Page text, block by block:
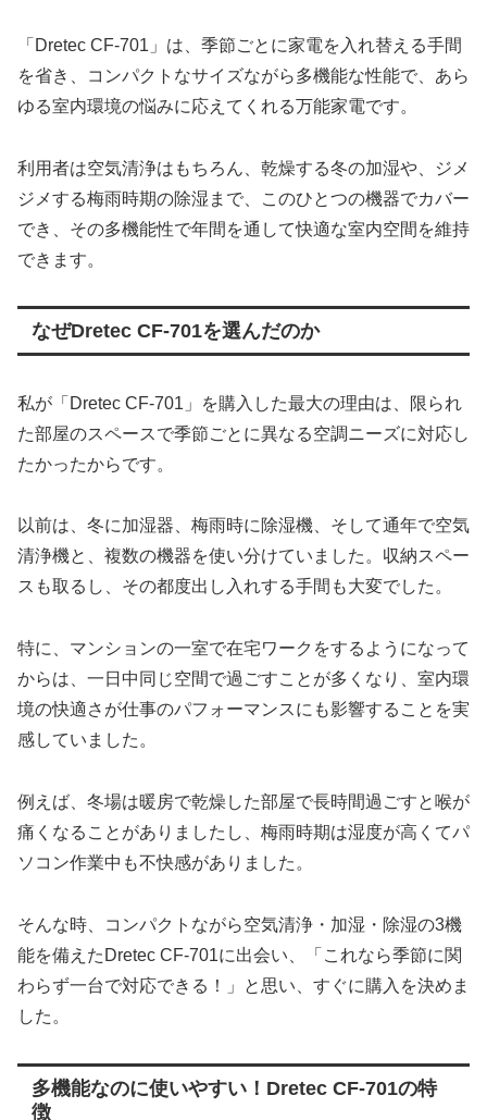
「Dretec CF-701」は、季節ごとに家電を入れ替える手間
を省き、コンパクトなサイズながら多機能な性能で、あら
ゆる室内環境の悩みに応えてくれる万能家電です。
利用者は空気清浄はもちろん、乾燥する冬の加湿や、ジメ
ジメする梅雨時期の除湿まで、このひとつの機器でカバー
でき、その多機能性で年間を通して快適な室内空間を維持
できます。
なぜDretec CF-701を選んだのか
私が「Dretec CF-701」を購入した最大の理由は、限られ
た部屋のスペースで季節ごとに異なる空調ニーズに対応し
たかったからです。
以前は、冬に加湿器、梅雨時に除湿機、そして通年で空気
清浄機と、複数の機器を使い分けていました。収納スペー
スも取るし、その都度出し入れする手間も大変でした。
特に、マンションの一室で在宅ワークをするようになって
からは、一日中同じ空間で過ごすことが多くなり、室内環
境の快適さが仕事のパフォーマンスにも影響することを実
感していました。
例えば、冬場は暖房で乾燥した部屋で長時間過ごすと喉が
痛くなることがありましたし、梅雨時期は湿度が高くてパ
ソコン作業中も不快感がありました。
そんな時、コンパクトながら空気清浄・加湿・除湿の3機
能を備えたDretec CF-701に出会い、「これなら季節に関
わらず一台で対応できる！」と思い、すぐに購入を決めま
した。
多機能なのに使いやすい！Dretec CF-701の特
徴